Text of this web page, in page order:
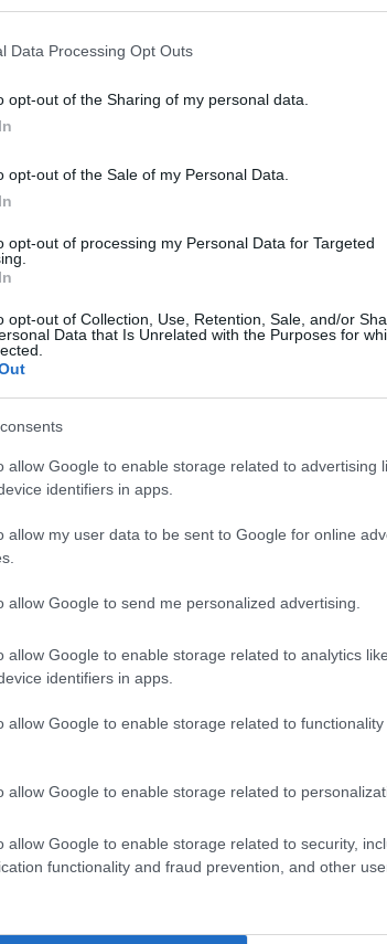
Data Processing Opt Outs
opt-out of the Sharing of my personal data.
opt-out of the Sale of my Personal Data.
opt-out of processing my Personal Data for Targeted
opt-out of Collection, Use, Retention, Sale, and/or
Data that Is Unrelated with the Purposes for
allow Google to enable storage related to advertising
identifiers in apps.
allow my user data to be sent to Google for online
allow Google to send me personalized advertising.
allow Google to enable storage related to analytics
identifiers in apps.
allow Google to enable storage related to
allow Google to enable storage related to
allow Google to enable storage related to security,
functionality and fraud prevention, and other
február 8-án született, tehát alig múlt 14 éves. Ennek
nyom. Egy deka felesleg nincs rajta, jó alkatú,
egyik edzője is elmondta, Kocsis Ferenc volt az
, aki fizikailag is maximálisan megállta a helyét.
lahtikocsis ferenc lahti pelicans
meccset nyert
meg a Miskolc
ifiválogatottunk
tartalomnak minősülnek, értük a szolgáltatás technikai
üzemeltetője semmilyen
Részletek aFelhasználási feltételekbenés azadatvédelmi tájékoztatóban.
szitum Ferivel.
kalandja jól sikerüljön és pár év múlva ott láthassuk a
VB-ken. Sok sikert kívánok neki!!!
Válasz
is. Aztán mikor már nagyon sokat fejlődtél, gyere